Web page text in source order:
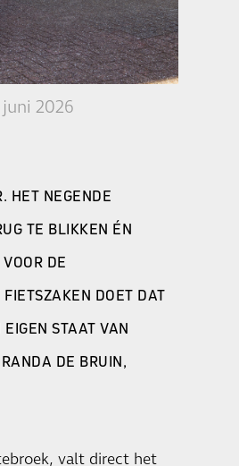
2026
HET NEGENDE
TE BLIKKEN ÉN
DE
DOET DAT
STAAT VAN
DE BRUIN,
valt direct het